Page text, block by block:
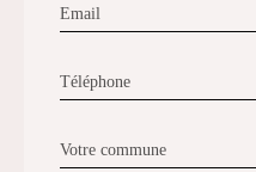
Email
Téléphone
Votre commune